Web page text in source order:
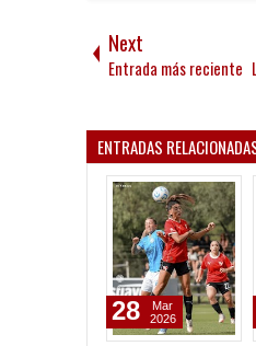
Next
Entrada más reciente
ENTRADAS
28
Mar
2026